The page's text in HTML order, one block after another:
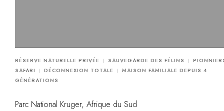
RÉSERVE NATURELLE PRIVÉE SAUVEGARDE DES FÉLINS
SAFARI
DÉCONNEXION TOTALE
MAISON FAMILIALE DEPUIS 4
GÉNÉRATIONS
Parc National Kruger, Afrique du Sud